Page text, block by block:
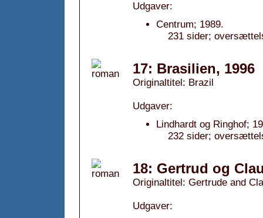
Udgaver:
Centrum; 1989.
231 sider;
17: Brasilien, 1996
Originaltitel: Brazil
Udgaver:
Lindhardt og Ringhof;
232 sider;
18: Gertrud og
Originaltitel: Gertrude and
Udgaver: